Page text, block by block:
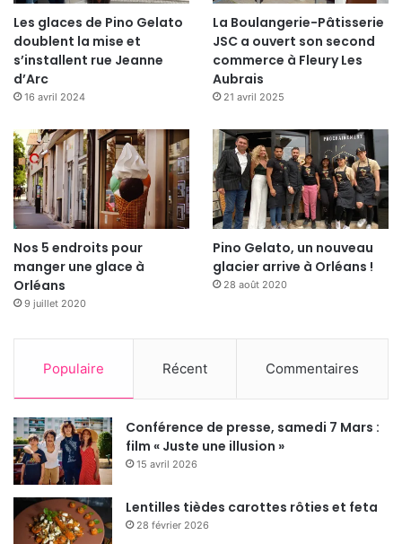
place à la musique et la soirée maintenant !
Nombre de vues:
Les glaces de Pino Gelato
doublent la mise et
s’installent rue Jeanne
d’Arc
16 avril 2024
La Boulangerie-Pâtisserie
JSC a ouvert son second
commerce à Fleury Les
Aubrais
21 avril 2025
Nos 5 endroits pour
manger une glace à
Orléans
9 juillet 2020
Pino Gelato, un nouveau
glacier arrive à Orléans !
28 août 2020
Populaire Récent Commentaires
Conférence de presse, samedi 7 Mars :
film « Juste une illusion »
15 avril 2026
Lentilles tièdes carottes rôties et feta
28 février 2026